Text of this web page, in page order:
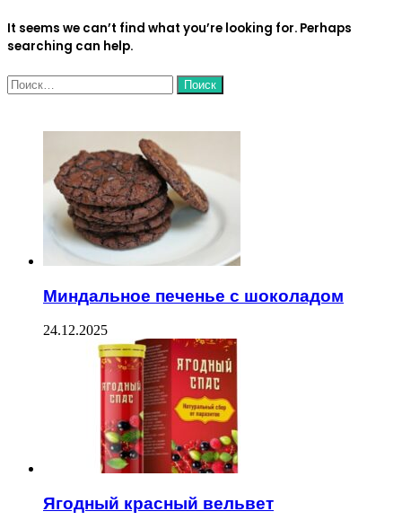
It seems we can’t find what you’re looking for. Perhaps
searching can help.
Найти:
Миндальное печенье с шоколадом
24.12.2025
Ягодный красный вельвет